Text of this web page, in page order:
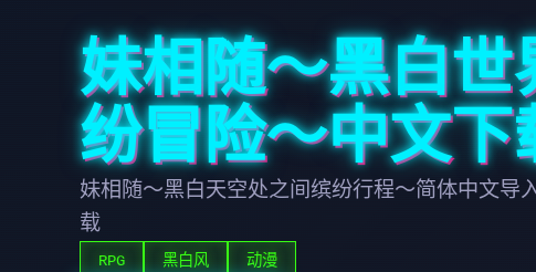
妹相随～黑白世
纷冒险～中文下
妹相随～黑白天空处之间缤纷行程～简体中文导
载
RPG 黑白风 动漫